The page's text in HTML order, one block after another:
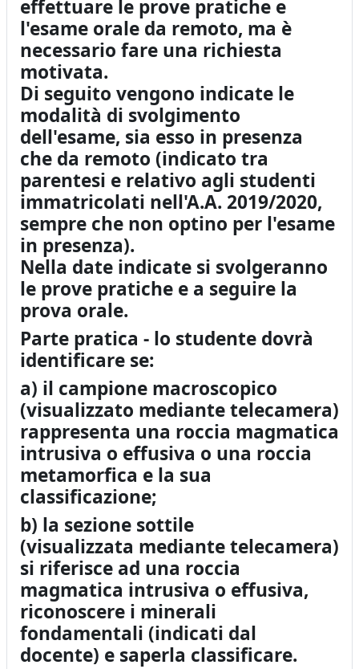
effettuare le prove pratiche e
l'esame orale da remoto, ma è
necessario fare una richiesta
motivata.
Di seguito vengono indicate le
modalità di svolgimento
dell'esame, sia esso in presenza
che da remoto (indicato tra
parentesi e relativo agli studenti
immatricolati nell'A.A. 2019/2020,
sempre che non optino per l'esame
in presenza).
Nella date indicate si svolgeranno
le prove pratiche e a seguire la
prova orale.
Parte pratica - lo studente dovrà
identificare se:
a) il campione macroscopico
(visualizzato mediante telecamera)
rappresenta una roccia magmatica
intrusiva o effusiva o una roccia
metamorfica e la sua
classificazione;
b) la sezione sottile
(visualizzata mediante telecamera)
si riferisce ad una roccia
magmatica intrusiva o effusiva,
riconoscere i minerali
fondamentali (indicati dal
docente) e saperla classificare.